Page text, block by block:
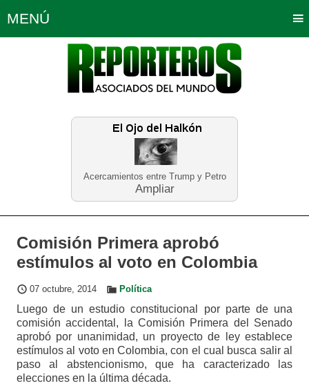
Acercamientos entre Trump y Petro
Ampliar
MENÚ
Política Opinión Bogotá
Planeta Tierra Deportes
Educación Neira
Comisión Primera aprobó
estímulos al voto en Colombia
07 octubre, 2014 Política
Luego de un estudio constitucional por parte de una
comisión accidental, la Comisión Primera del Senado
aprobó por unanimidad, un proyecto de ley establece
estímulos al voto en Colombia, con el cual busca salir al
paso al abstencionismo, que ha caracterizado las
elecciones en la última década.